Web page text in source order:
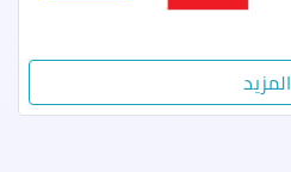
المزيد